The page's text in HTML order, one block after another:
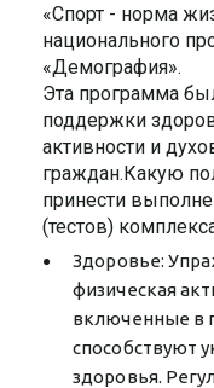
«Спорт - норма
национального
«Демография».
Эта программа
поддержки
активности и
граждан.Какую
принести
(тестов)
Здоровье:
физическая
включенные в
способствуют
здоровья.